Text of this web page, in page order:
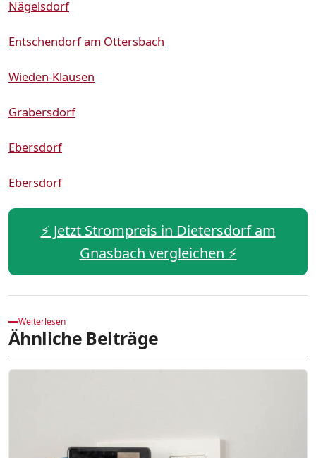
Nägelsdorf
Entschendorf am Ottersbach
Wieden-Klausen
Grabersdorf
Ebersdorf
Ebersdorf
⚡️ Jetzt Strompreis in Dietersdorf am
Gnasbach vergleichen ⚡️
Weiterlesen
Ähnliche Beiträge